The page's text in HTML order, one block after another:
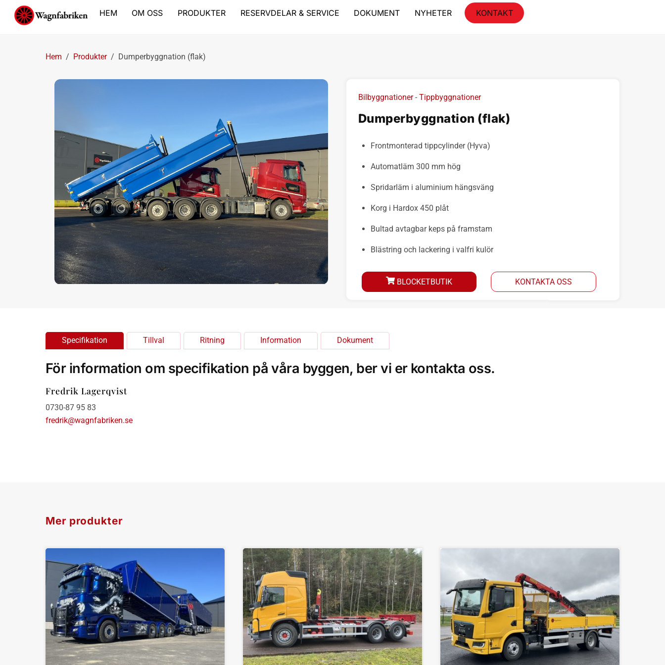
HEM OM OSS PRODUKTER RESERVDELAR & SERVICE DOKUMENT NYHETER KONTAKT
Hem / Produkter / Dumperbyggnation (flak)
Bilbyggnationer- Tippbyggnationer
Dumperbyggnation (flak)
Frontmonterad tippcylinder (Hyva)
Automatläm 300 mm hög
Spridarläm i aluminium hängsväng
Korg i Hardox 450 plåt
Bultad avtagbar keps på framstam
Blästring och lackering i valfri kulör
BLOCKETBUTIK KONTAKTA OSS
Specifikation Tillval Ritning Information Dokument
För information om specifikation på våra byggen, ber vi er kontakta oss.
Fredrik Lagerqvist
0730-87 95 83
fredrik@wagnfabriken.se
Mer produkter